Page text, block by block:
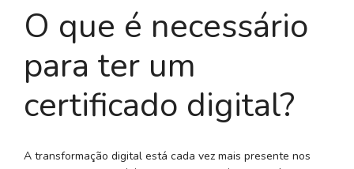
O que é necessário
para ter um
certificado digital?
A transformação digital está cada vez mais presente nos